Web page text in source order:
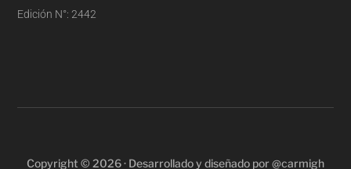
Edición N°: 2442
Copyright © 2026 · Desarrollado y diseñado por @carmigh